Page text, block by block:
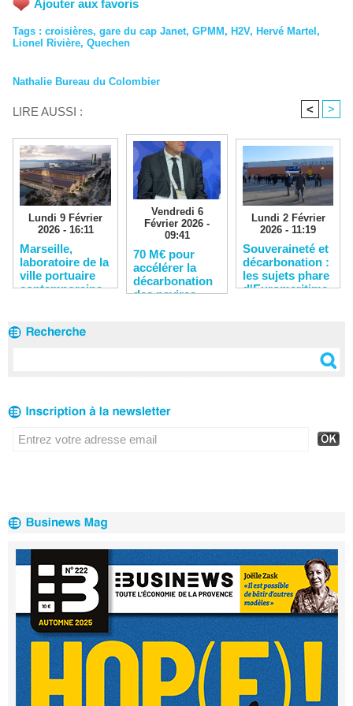
Ajouter aux favoris
Tags : croisières, gare du cap Janet, GPMM , H2V, Hervé Martel ,
Lionel Rivière, Quechen
Nathalie Bureau du Colombier
LIRE AUSSI : < >
Lundi 9 Février
2026 - 16:11
​Marseille,
laboratoire de la
ville portuaire
contemporaine
Vendredi 6
Février 2026 -
09:41
​70 M€ pour
accélérer la
décarbonation
des navires,
Lundi 2 Février
2026 - 11:19
Souveraineté et
décarbonation :
les sujets phare
d'Euromaritime